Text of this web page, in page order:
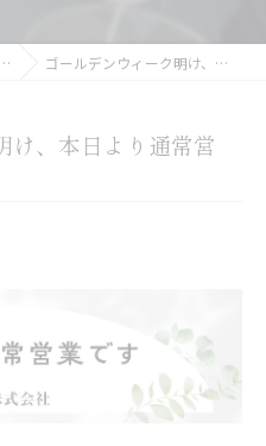
ゴールデンウィーク明け、本日より通常営業です！
け、本日より通常営